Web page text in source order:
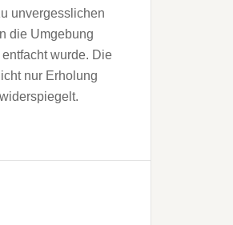
unvergesslichen
die Umgebung
wurde. Die
nur Erholung